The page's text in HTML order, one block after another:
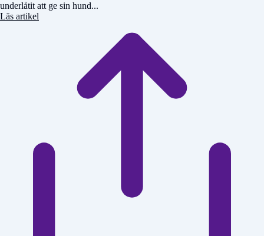
underlåtit att ge sin hund...
Läs artikel